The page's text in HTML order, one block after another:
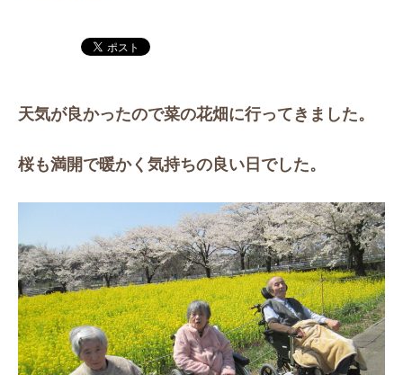
天気が良かったので菜の花畑に行ってきました。
桜も満開で暖かく気持ちの良い日でした。